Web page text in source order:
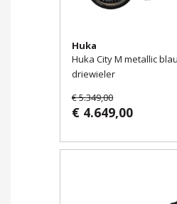
Huka
Huka City M metallic
driewieler
€ 5.349,00
€ 4.649,00